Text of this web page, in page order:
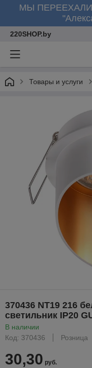
МЫ
220SHOP.by
Товары и услуги
370436 NT19 216
светильник IP20
В наличии
Код: 370436
Розница
30,30 руб.